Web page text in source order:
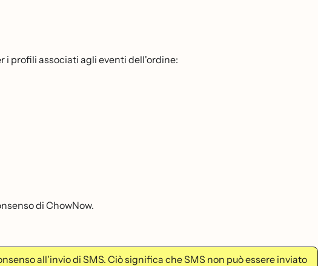
i profili associati agli eventi dell'ordine:
di ChowNow.
all'invio di SMS. Ciò significa che SMS non può essere inviato